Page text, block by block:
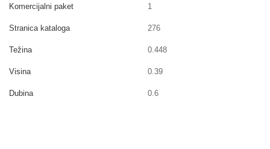
Komercijalni paket 1
Stranica kataloga 276
Težina 0.448
Visina 0.39
Dubina 0.6